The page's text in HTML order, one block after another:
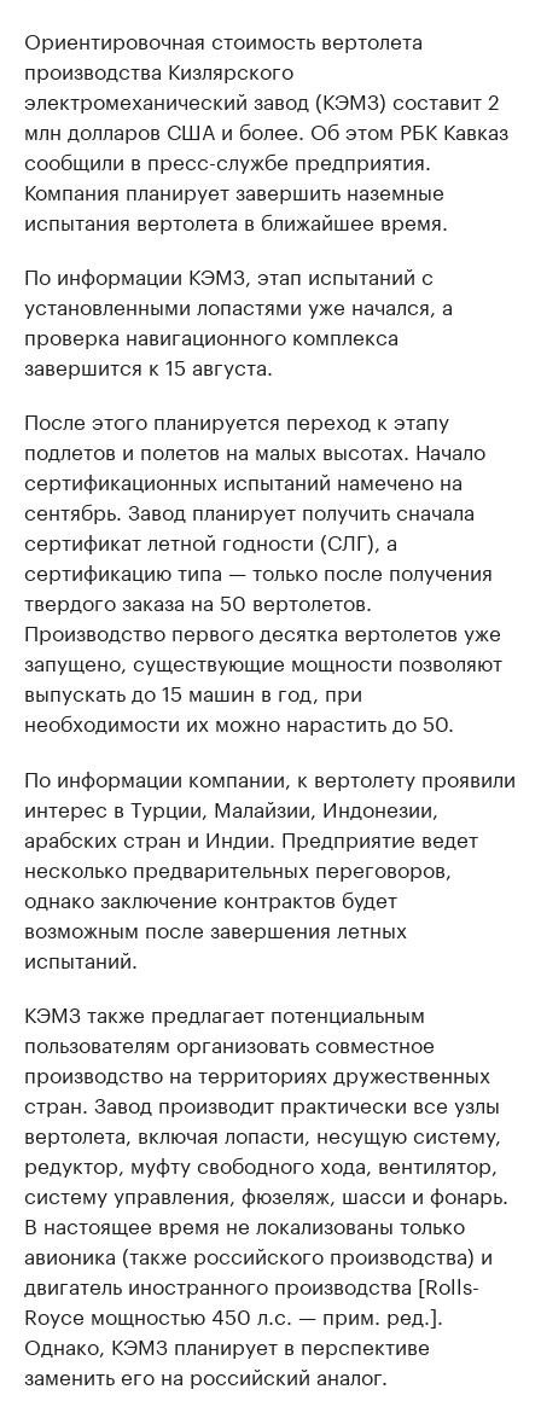
Ориентировочная стоимость вертолета
производства Кизлярского
электромеханический завод (КЭМЗ) составит 2
млн долларов США и более. Об этом РБК Кавказ
сообщили в пресс-службе предприятия.
Компания планирует завершить наземные
испытания вертолета в ближайшее время.
По информации КЭМЗ, этап испытаний с
установленными лопастями уже начался, а
проверка навигационного комплекса
завершится к 15 августа.
После этого планируется переход к этапу
подлетов и полетов на малых высотах. Начало
сертификационных испытаний намечено на
сентябрь. Завод планирует получить сначала
сертификат летной годности (СЛГ), а
сертификацию типа — только после получения
твердого заказа на 50 вертолетов.
Производство первого десятка вертолетов уже
запущено, существующие мощности позволяют
выпускать до 15 машин в год, при
необходимости их можно нарастить до 50.
По информации компании, к вертолету проявили
интерес в Турции, Малайзии, Индонезии,
арабских стран и Индии. Предприятие ведет
несколько предварительных переговоров,
однако заключение контрактов будет
возможным после завершения летных
испытаний.
КЭМЗ также предлагает потенциальным
пользователям организовать совместное
производство на территориях дружественных
стран. Завод производит практически все узлы
вертолета, включая лопасти, несущую систему,
редуктор, муфту свободного хода, вентилятор,
систему управления, фюзеляж, шасси и фонарь.
В настоящее время не локализованы только
авионика (также российского производства) и
двигатель иностранного производства [Rolls-
Royce мощностью 450 л.с. — прим. ред.].
Однако, КЭМЗ планирует в перспективе
заменить его на российский аналог.